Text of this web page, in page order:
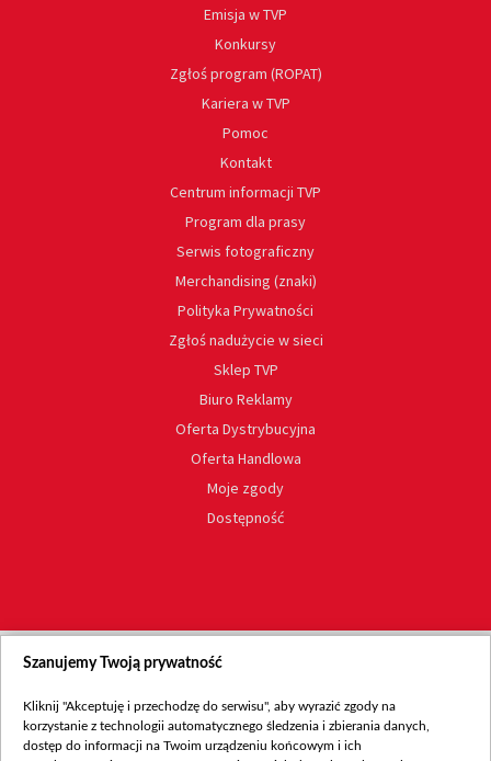
Emisja w TVP
Konkursy
Zgłoś program (ROPAT)
Kariera w TVP
Pomoc
Kontakt
Centrum informacji TVP
Program dla prasy
Serwis fotograficzny
Merchandising (znaki)
Polityka Prywatności
Zgłoś nadużycie w sieci
Sklep TVP
Biuro Reklamy
Oferta Dystrybucyjna
Oferta Handlowa
Moje zgody
Dostępność
Szanujemy Twoją prywatność
Kliknij "Akceptuję i przechodzę do serwisu", aby wyrazić zgody na
korzystanie z technologii automatycznego śledzenia i zbierania danych,
dostęp do informacji na Twoim urządzeniu końcowym i ich